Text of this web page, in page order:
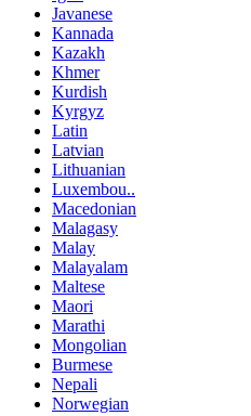
Javanese
Kannada
Kazakh
Khmer
Kurdish
Kyrgyz
Latin
Latvian
Lithuanian
Luxembou..
Macedonian
Malagasy
Malay
Malayalam
Maltese
Maori
Marathi
Mongolian
Burmese
Nepali
Norwegian